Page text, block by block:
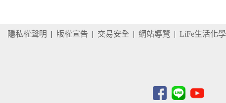
隱私權聲明 | 版權宣告 | 交易安全 | 網站導覽 | LiFe生活化學